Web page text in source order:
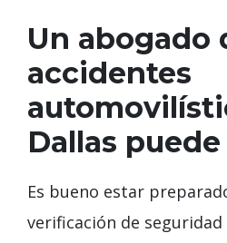
Un abogado
accidentes
Dallas
Es bueno estar
verificación de